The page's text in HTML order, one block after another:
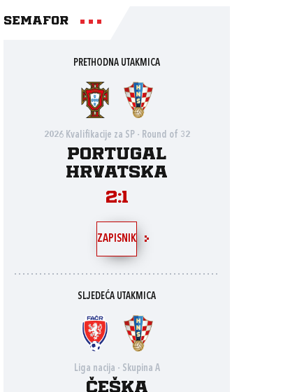
Semafor
PRETHODNA UTAKMICA
2026 Kvalifikacije za SP - Round of 32
Portugal
Hrvatska
2:1
ZAPISNIK
SLJEDEĆA UTAKMICA
Liga nacija - Skupina A
Češka